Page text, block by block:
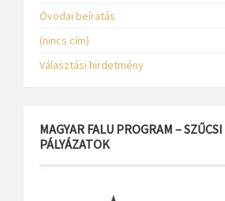
Óvodai beíratás
(nincs cím)
Választási hirdetmény
MAGYAR FALU PROGRAM – SZŰCSI
PÁLYÁZATOK